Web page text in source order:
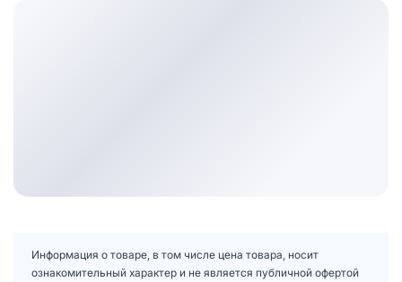
Информация о товаре, в том числе цена товара, носит
ознакомительный характер и не является публичной офертой